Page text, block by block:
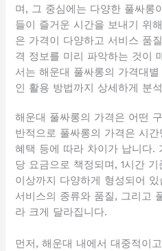
며, 그 중심에는 다양한 풀싸롱
들이 즐거운 시간을 보내기 위
은 가격이 다양하고 서비스 품
격 정보를 미리 파악하는 것이
서는 해운대 풀싸롱의 가격대
인 활용 방법까지 상세하게 분
해운대 풀싸롱의 가격은 어떤
반적으로 풀싸롱의 가격은 시
혜택 등에 따라 차이가 납니다.
당 요금으로 책정되며, 1시간
이상까지 다양하게 형성되어
서비스의 종류와 품질, 그리고
라 크게 달라집니다.
먼저, 해운대 내에서 대중적이